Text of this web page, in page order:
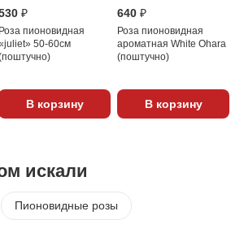
₽
Роза пионовидная
50-60см
В корзину
640 ₽
Роза пионовидная
ароматная White Ohara
(поштучно)
В корзину
искали
Пионовидные розы